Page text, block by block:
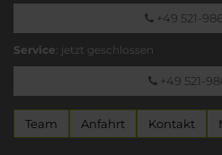
+49 521-
Service: jetzt geschlossen
+49 521-
Team Anfahrt Kontakt